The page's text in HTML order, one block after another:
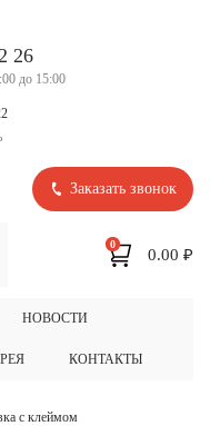
26
до 15:00
Заказать звонок
НОВОСТИ
КОНТАКТЫ
0
0.00 ₽
с клеймом